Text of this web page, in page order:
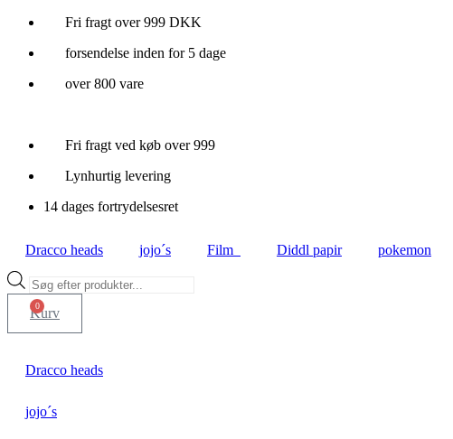
Videre
indhold
Fri fragt over 999 DKK
forsendelse inden for 5 dage
over 800 vare
Fri fragt ved køb over 999
Lynhurtig levering
14 dages fortrydelsesret
Dracco heads jojo´s Film Diddl papir pokemon
Products
search
0
Kurv
Dracco heads
jojo´s